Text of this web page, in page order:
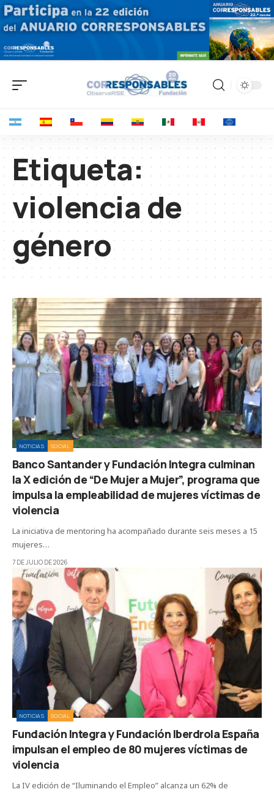
Etiqueta:
violencia de
género
NOTICIAS SOCIAL
Banco Santander y Fundación Integra culminan
la X edición de “De Mujer a Mujer”, programa que
impulsa la empleabilidad de mujeres víctimas de
violencia
La iniciativa de mentoring ha acompañado durante seis meses a 15
mujeres…
7 DE JULIO DE 2026
NOTICIAS SOCIAL
Fundación Integra y Fundación Iberdrola España
impulsan el empleo de 80 mujeres víctimas de
violencia
La IV edición de “Iluminando el Empleo” alcanza un 62% de